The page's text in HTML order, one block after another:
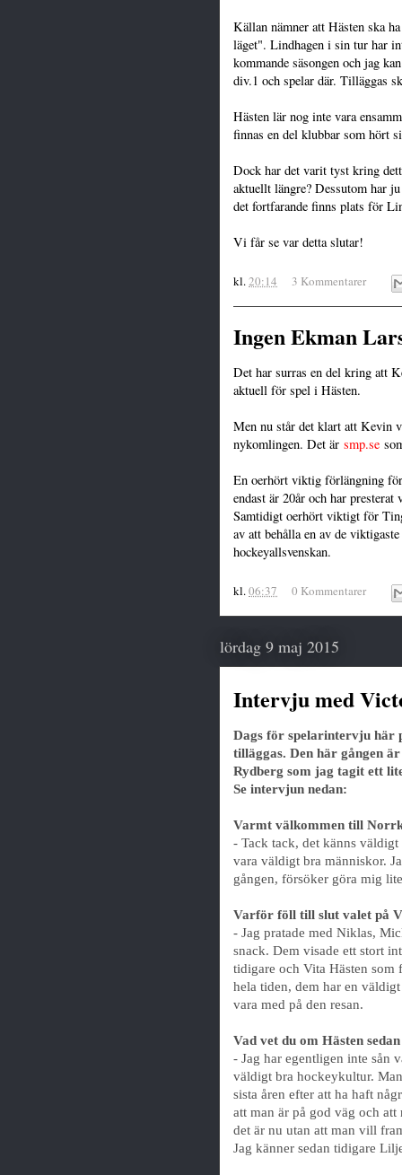
Källan nämner att Hästen ska
läget". Lindhagen i sin tur har
kommande säsongen och jag
div.1 och spelar där. Tilläggas
Hästen lär nog inte vara
finnas en del klubbar som hört
Dock har det varit tyst kring
aktuellt längre? Dessutom har
det fortfarande finns plats för
Vi får se var detta slutar!
kl.20:14 3 Kommentarer
Ingen Ekman
Det har surras en del kring att
aktuell för spel i Hästen.
Men nu står det klart att Kevin
nykomlingen. Det är smp.se
En oerhört viktig förlängning
endast är 20år och har
Samtidigt oerhört viktigt för
av att behålla en av de
hockeyallsvenskan.
kl.06:37 0 Kommentarer
lördag 9 maj 2015
Intervju med
Dags för spelarintervju här
tilläggas. Den här gången
Rydberg som jag tagit ett
Se intervjun nedan:
Varmt välkommen till
- Tack tack, det känns
vara väldigt bra människor.
gången, försöker göra mig
Varför föll till slut valet på
- Jag pratade med Niklas,
snack. Dem visade ett stort
tidigare och Vita Hästen
hela tiden, dem har en
vara med på den resan.
Vad vet du om Hästen
- Jag har egentligen inte sån
väldigt bra hockeykultur.
sista åren efter att ha haft
att man är på god väg och
det är nu utan att man vill
Jag känner sedan tidigare